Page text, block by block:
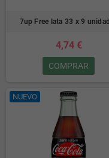
7up Free lata 33 x 9
4,74 €
COMPRAR
NUEVO